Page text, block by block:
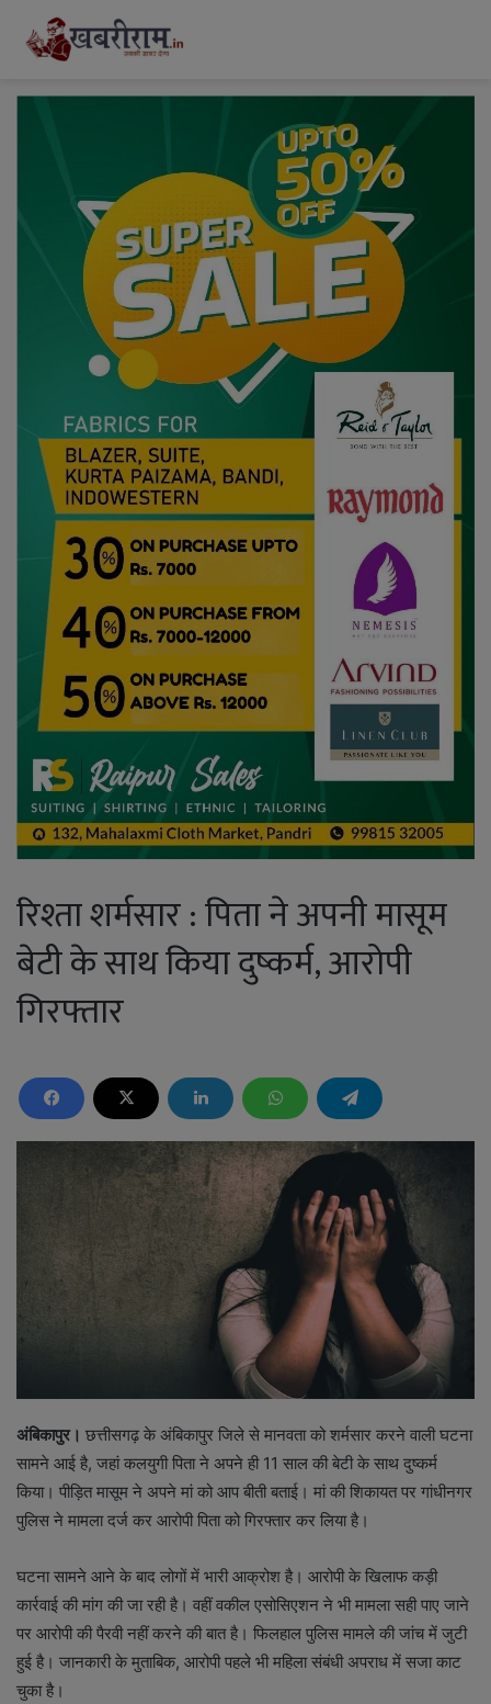
रिश्ता शर्मसार : पिता ने अपनी मासूम
बेटी के साथ किया दुष्कर्म, आरोपी
गिरफ्तार
अंबिकापुर। छत्तीसगढ़ के अंबिकापुर जिले से मानवता को शर्मसार करने वाली घटना
सामने आई है, जहां कलयुगी पिता ने अपने ही 11 साल की बेटी के साथ दुष्कर्म
किया। पीड़ित मासूम ने अपने मां को आप बीती बताई। मां की शिकायत पर गांधीनगर
पुलिस ने मामला दर्ज कर आरोपी पिता को गिरफ्तार कर लिया है।
घटना सामने आने के बाद लोगों में भारी आक्रोश है। आरोपी के खिलाफ कड़ी
कार्रवाई की मांग की जा रही है। वहीं वकील एसोसिएशन ने भी मामला सही पाए जाने
पर आरोपी की पैरवी नहीं करने की बात है। फिलहाल पुलिस मामले की जांच में जुटी
हुई है। जानकारी के मुताबिक, आरोपी पहले भी महिला संबंधी अपराध में सजा काट
चुका है।